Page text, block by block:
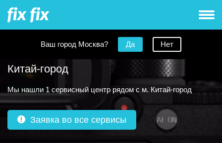
Ваш город Москва? Да Нет
Ремонт фотоаппаратов рядом с метро
Китай-город
Мы нашли 1 сервисный центр рядом с м. Китай-город
Заявка во все сервисы